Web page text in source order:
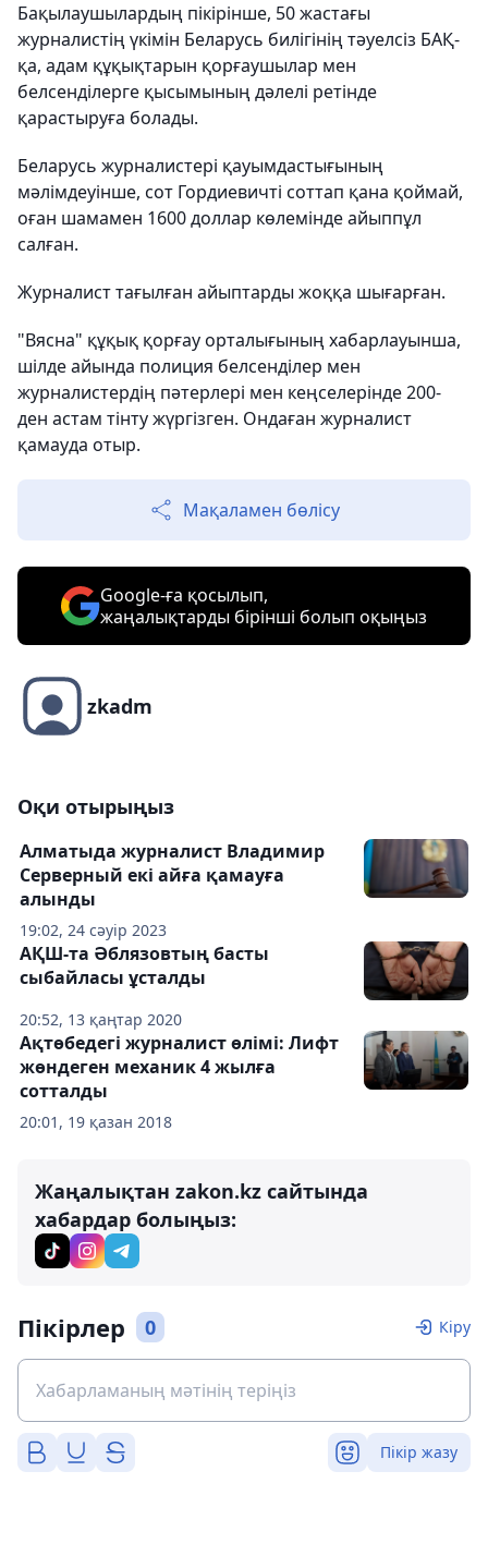
Бақылаушылардың пікірінше, 50 жастағы
журналистің үкімін Беларусь билігінің тәуелсіз БАҚ-
қа, адам құқықтарын қорғаушылар мен
белсенділерге қысымының дәлелі ретінде
қарастыруға болады.
Беларусь журналистері қауымдастығының
мәлімдеуінше, сот Гордиевичті соттап қана қоймай,
оған шамамен 1600 доллар көлемінде айыппұл
салған.
Журналист тағылған айыптарды жоққа шығарған.
"Вясна" құқық қорғау орталығының хабарлауынша,
шілде айында полиция белсенділер мен
журналистердің пәтерлері мен кеңселерінде 200-
ден астам тінту жүргізген. Ондаған журналист
қамауда отыр.
Мақаламен бөлісу
Google-ға қосылып,
жаңалықтарды бірінші болып оқыңыз
zkadm
Оқи отырыңыз
19:02, 24 сәуір 2023
Алматыда журналист Владимир
Серверный екі айға қамауға
алынды
20:52, 13 қаңтар 2020
АҚШ-та Әблязовтың басты
сыбайласы ұсталды
20:01, 19 қазан 2018
Ақтөбедегі журналист өлімі: Лифт
жөндеген механик 4 жылға
сотталды
Жаңалықтан zakon.kz сайтында
хабардар болыңыз:
Пікірлер 0 Кіру
Пікір жазу